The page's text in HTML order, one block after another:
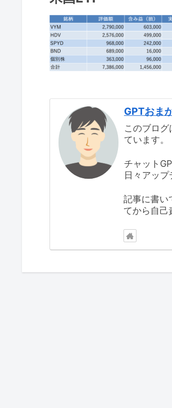
GPTおま
このブロ
ています。
チャット
日々アップ
記事に書い
てから自己